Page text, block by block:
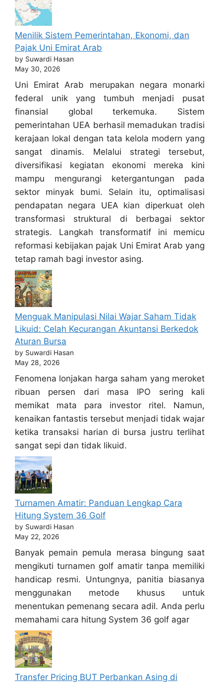
Menilik Sistem Pemerintahan, Ekonomi, dan
Pajak Uni Emirat Arab
by Suwardi Hasan
May 30, 2026
Uni Emirat Arab merupakan negara monarki
federal unik yang tumbuh menjadi pusat
finansial global terkemuka. Sistem
pemerintahan UEA berhasil memadukan tradisi
kerajaan lokal dengan tata kelola modern yang
sangat dinamis. Melalui strategi tersebut,
diversifikasi kegiatan ekonomi mereka kini
mampu mengurangi ketergantungan pada
sektor minyak bumi. Selain itu, optimalisasi
pendapatan negara UEA kian diperkuat oleh
transformasi struktural di berbagai sektor
strategis. Langkah transformatif ini memicu
reformasi kebijakan pajak Uni Emirat Arab yang
tetap ramah bagi investor asing.
Menguak Manipulasi Nilai Wajar Saham Tidak
Likuid: Celah Kecurangan Akuntansi Berkedok
Aturan Bursa
by Suwardi Hasan
May 28, 2026
Fenomena lonjakan harga saham yang meroket
ribuan persen dari masa IPO sering kali
memikat mata para investor ritel. Namun,
kenaikan fantastis tersebut menjadi tidak wajar
ketika transaksi harian di bursa justru terlihat
sangat sepi dan tidak likuid.
Turnamen Amatir: Panduan Lengkap Cara
Hitung System 36 Golf
by Suwardi Hasan
May 22, 2026
Banyak pemain pemula merasa bingung saat
mengikuti turnamen golf amatir tanpa memiliki
handicap resmi. Untungnya, panitia biasanya
menggunakan metode khusus untuk
menentukan pemenang secara adil. Anda perlu
memahami cara hitung System 36 golf agar
Transfer Pricing BUT Perbankan Asing di